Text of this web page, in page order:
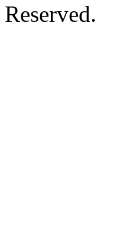
Reserved.